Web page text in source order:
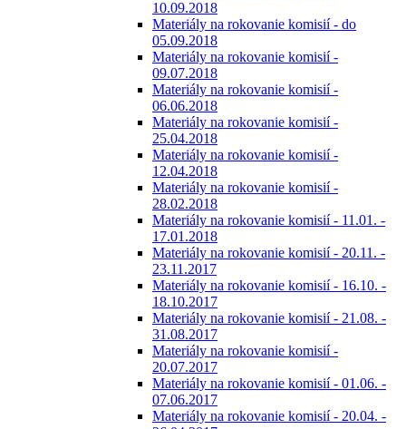
10.09.2018
Materiály na rokovanie komisií - do
05.09.2018
Materiály na rokovanie komisií -
09.07.2018
Materiály na rokovanie komisií -
06.06.2018
Materiály na rokovanie komisií -
25.04.2018
Materiály na rokovanie komisií -
12.04.2018
Materiály na rokovanie komisií -
28.02.2018
Materiály na rokovanie komisií - 11.01. -
17.01.2018
Materiály na rokovanie komisií - 20.11. -
23.11.2017
Materiály na rokovanie komisií - 16.10. -
18.10.2017
Materiály na rokovanie komisií - 21.08. -
31.08.2017
Materiály na rokovanie komisií -
20.07.2017
Materiály na rokovanie komisií - 01.06. -
07.06.2017
Materiály na rokovanie komisií - 20.04. -